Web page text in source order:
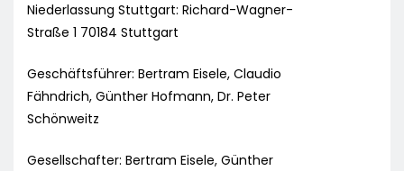
Niederlassung Stuttgart: Richard-Wagner-
Straße 1 70184 Stuttgart
Geschäftsführer: Bertram Eisele, Claudio
Fähndrich, Günther Hofmann, Dr. Peter
Schönweitz
Gesellschafter: Bertram Eisele, Günther